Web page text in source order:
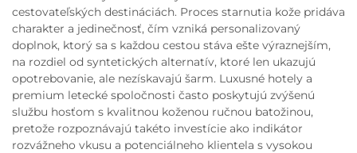
cestovateľských destináciách. Proces starnutia kože pridáva
charakter a jedinečnosť, čím vzniká personalizovaný
doplnok, ktorý sa s každou cestou stáva ešte výraznejším,
na rozdiel od syntetických alternatív, ktoré len ukazujú
opotrebovanie, ale nezískavajú šarm. Luxusné hotely a
premium letecké spoločnosti často poskytujú zvýšenú
službu hosťom s kvalitnou koženou ručnou batožinou,
pretože rozpoznávajú takéto investície ako indikátor
rozvážneho vkusu a potenciálneho klientela s vysokou